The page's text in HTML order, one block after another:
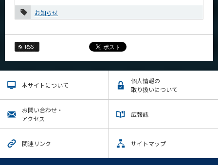
お知らせ
RSS
本サイトについて
個人情報の
取り扱いについて
お問い合わせ・
アクセス
広報誌
関連リンク サイトマップ
月別
2025年
12月
6月